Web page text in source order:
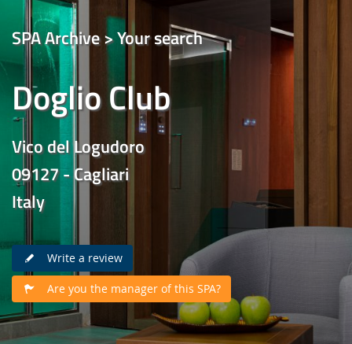
SPA Archive > Your search
Doglio Club
Vico del Logudoro
09127 - Cagliari
Italy
Write a review
Are you the manager of this SPA?